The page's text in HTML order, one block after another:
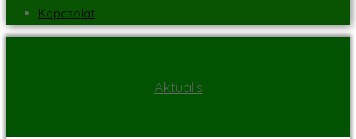
Kapcsolat
Aktuális